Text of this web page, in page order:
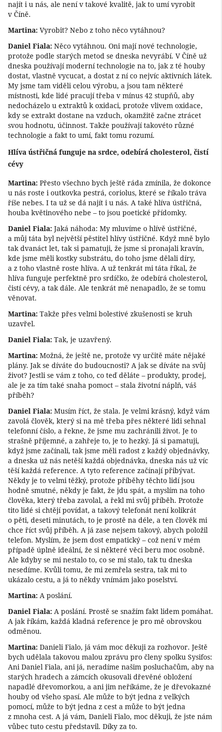
najít i u nás, ale není v takové kvalitě, jak to umí vyrobit
v Číně.
Martina: Vyrobit? Nebo z toho něco vytáhnou?
Daniel Fiala: Něco vytáhnou. Oni mají nové technologie,
protože podle starých metod se dneska nevyrábí. V Číně už
dneska používají moderní technologie na to, jak z té houby
dostat, vlastně vycucat, a dostat z ní co nejvíc aktivních látek.
My jsme tam viděli celou výrobu, a jsou tam některé
místnosti, kde lidé pracují třeba v mínus 42 stupňů, aby
nedocházelo u extraktů k oxidaci, protože vlivem oxidace,
kdy se extrakt dostane na vzduch, okamžitě začne ztrácet
svou hodnotu, účinnost. Takže používají takovéto různé
technologie a fakt to umí, fakt tomu rozumí.
Hlíva ústřičná funguje na srdce, odebírá cholesterol, čistí
cévy
Martina: Přesto všechno bych ještě ráda zmínila, že dokonce
u nás roste i outkovka pestrá, coriolus, které se říkalo tráva
říše nebes. I ta už se dá najít i u nás. A také hlíva ústřičná,
houba květinového nebe – to jsou poetické přídomky.
Daniel Fiala: Jaká náhoda: My mluvíme o hlívě ústřičné,
a můj táta byl největší pěstitel hlívy ústřičné. Když mně bylo
tak dvanáct let, tak si pamatuji, že jsme si pronajali kravín,
kde jsme měli kostky substrátu, do toho jsme dělali díry,
a z toho vlastně roste hlíva. A už tenkrát mi táta říkal, že
hlíva funguje perfektně pro srdíčko, že odebírá cholesterol,
čistí cévy, a tak dále. Ale tenkrát mě nenapadlo, že se tomu
věnovat.
Martina: Takže přes velmi bolestivé zkušenosti se kruh
uzavřel.
Daniel Fiala: Tak, je uzavřený.
Martina: Možná, že ještě ne, protože vy určitě máte nějaké
plány. Jak se díváte do budoucnosti? A jak se díváte na svůj
život? Jestli se vám z toho, co teď děláte – produkty, prodej,
ale je za tím také snaha pomoct – stala životní náplň, váš
příběh?
Daniel Fiala: Musím říct, že stala. Je velmi krásný, když vám
zavolá člověk, který si na mě třeba přes některé lidi sehnal
telefonní číslo, a řekne, že jsme mu zachránili život. Je to
strašně příjemné, a zahřeje to, je to hezký. Já si pamatuji,
když jsme začínali, tak jsme měli radost z každý objednávky,
a dneska už nás netěší každá objednávka, dneska nás už víc
těší každá reference. A tyto reference začínají přibývat.
Někdy je to velmi těžký, protože příběhy těchto lidí jsou
hodně smutné, někdy je fakt, že jdu spát, a myslím na toho
člověka, který třeba zavolal, a řekl mi svůj příběh. Protože
tito lidé si chtějí povídat, a takový telefonát není kolikrát
o pěti, deseti minutách, to je prostě na déle, a ten člověk mi
chce říct svůj příběh. A já zase nejsem takový, abych položil
telefon. Myslím, že jsem dost empatický – což není v mém
případě úplně ideální, že si některé věci beru moc osobně.
Ale kdyby se mi nestalo to, co se mi stalo, tak tu dneska
nesedíme. Kvůli tomu, že mi zemřela sestra, tak mi to
ukázalo cestu, a já to někdy vnímám jako poselství.
Martina: A poslání.
Daniel Fiala: A poslání. Prostě se snažím fakt lidem pomáhat.
A jak říkám, každá kladná reference je pro mě obrovskou
odměnou.
Martina: Danieli Fialo, já vám moc děkuji za rozhovor. Ještě
bych udělala takovou malou zprávu pro členy spolku Sysifos:
Ani Daniel Fiala, ani já, neradíme našim posluchačům, aby na
starých hradech a zámcích okusovali dřevěné obložení
napadlé dřevomorkou, a ani jim neříkáme, že je dřevokazné
houby od všeho spasí. Ale může to být jedna z velkých
pomocí, může to být jedna z cest a může to být jedna
z mnoha cest. A já vám, Danieli Fialo, moc děkuji, že jste nám
vůbec tuto cestu představil. Díky za to.